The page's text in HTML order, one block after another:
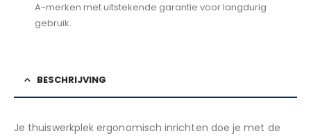
A-merken met uitstekende garantie voor langdurig
gebruik.
BESCHRIJVING
Je thuiswerkplek ergonomisch inrichten doe je met de